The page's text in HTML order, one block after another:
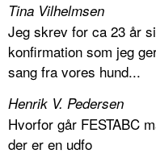
Tina Vilhelmsen
Jeg skrev for ca 23 år
konfirmation som jeg
sang fra vores hund...
Henrik V. Pedersen
Hvorfor går FESTABC
der er en udfo